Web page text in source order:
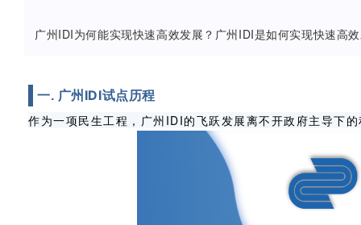
广州IDI为何能实现快速高效发展？广州IDI是如何实现快速高
一. 广州IDI试点历程
作为一项民生工程，广州IDI的飞跃发展离不开政府主导下